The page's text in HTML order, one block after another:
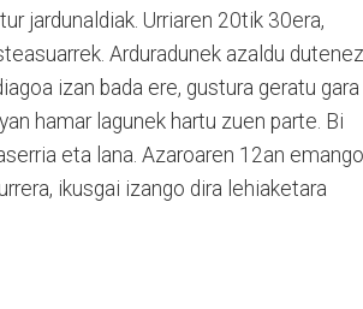
jardunaldiak. Urriaren 20tik 30era,
Arduradunek azaldu
izan bada ere, gustura geratu gara
hamar lagunek hartu zuen parte. Bi
eta lana. Azaroaren 12an emango
ikusgai izango dira lehiaketara